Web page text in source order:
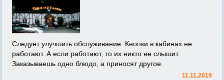
Следует улучшить обслуживание. Кнопки в кабинах не
работают. А если работают, то их никто не слышит.
Заказываешь одно блюдо, а приносят другое.
11.11.2019